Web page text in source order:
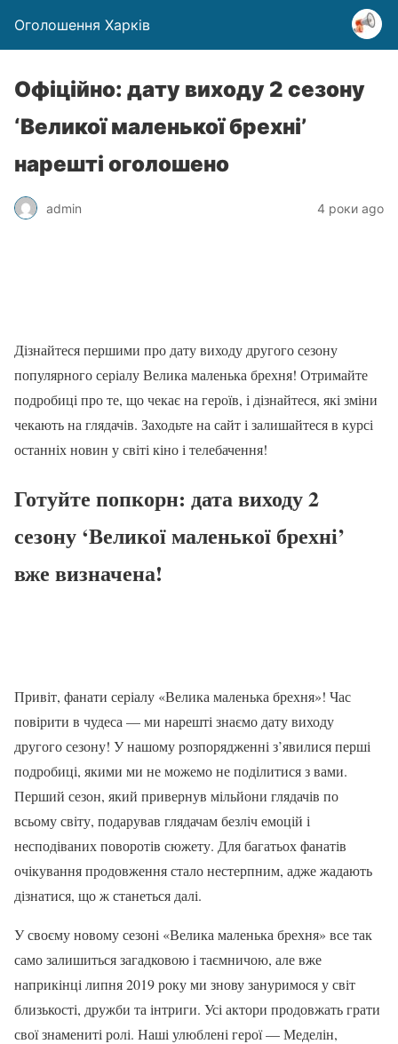
Оголошення Харків
Офіційно: дату виходу 2 сезону
‘Великої маленької брехні’
нарешті оголошено
admin 4 роки ago
Дізнайтеся першими про дату виходу другого сезону
популярного серіалу Велика маленька брехня! Отримайте
подробиці про те, що чекає на героїв, і дізнайтеся, які зміни
чекають на глядачів. Заходьте на сайт і залишайтеся в курсі
останніх новин у світі кіно і телебачення!
Готуйте попкорн: дата виходу 2
сезону ‘Великої маленької брехні’
вже визначена!
Привіт, фанати серіалу «Велика маленька брехня»! Час
повірити в чудеса — ми нарешті знаємо дату виходу
другого сезону! У нашому розпорядженні з’явилися перші
подробиці, якими ми не можемо не поділитися з вами.
Перший сезон, який привернув мільйони глядачів по
всьому світу, подарував глядачам безліч емоцій і
несподіваних поворотів сюжету. Для багатьох фанатів
очікування продовження стало нестерпним, адже жадають
дізнатися, що ж станеться далі.
У своєму новому сезоні «Велика маленька брехня» все так
само залишиться загадковою і таємничою, але вже
наприкінці липня 2019 року ми знову зануримося у світ
близькості, дружби та інтриги. Усі актори продовжать грати
свої знамениті ролі. Наші улюблені герої — Меделін,